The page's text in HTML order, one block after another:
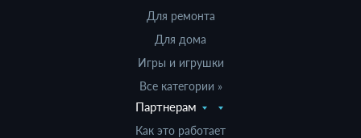
Для ремонта
Для дома
Игры и игрушки
Все категории »
Партнерам
Как это работает